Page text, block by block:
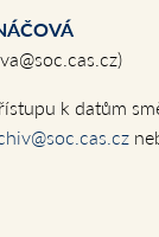
k datům